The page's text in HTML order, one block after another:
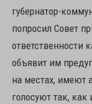
губернатор-
попросил Совет
ответственности
объявит им
на местах, имеют
голосуют так,